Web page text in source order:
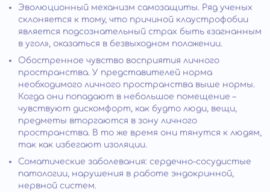
Эволюционный механизм самозащиты. Ряд ученых
склоняется к тому, что причиной клаустрофобии
является подсознательный страх быть «загнанным
в угол», оказаться в безвыходном положении.
Обостренное чувство восприятия личного
пространства. У представителей норма
необходимого личного пространства выше нормы.
Когда они попадают в небольшое помещение –
чувствуют дискомфорт, как будто люди, вещи,
предметы вторгаются в зону личного
пространства. В то же время они тянутся к людям,
так как избегают изоляции.
Соматические заболевания: сердечно-сосудистые
патологии, нарушения в работе эндокринной,
нервной систем.